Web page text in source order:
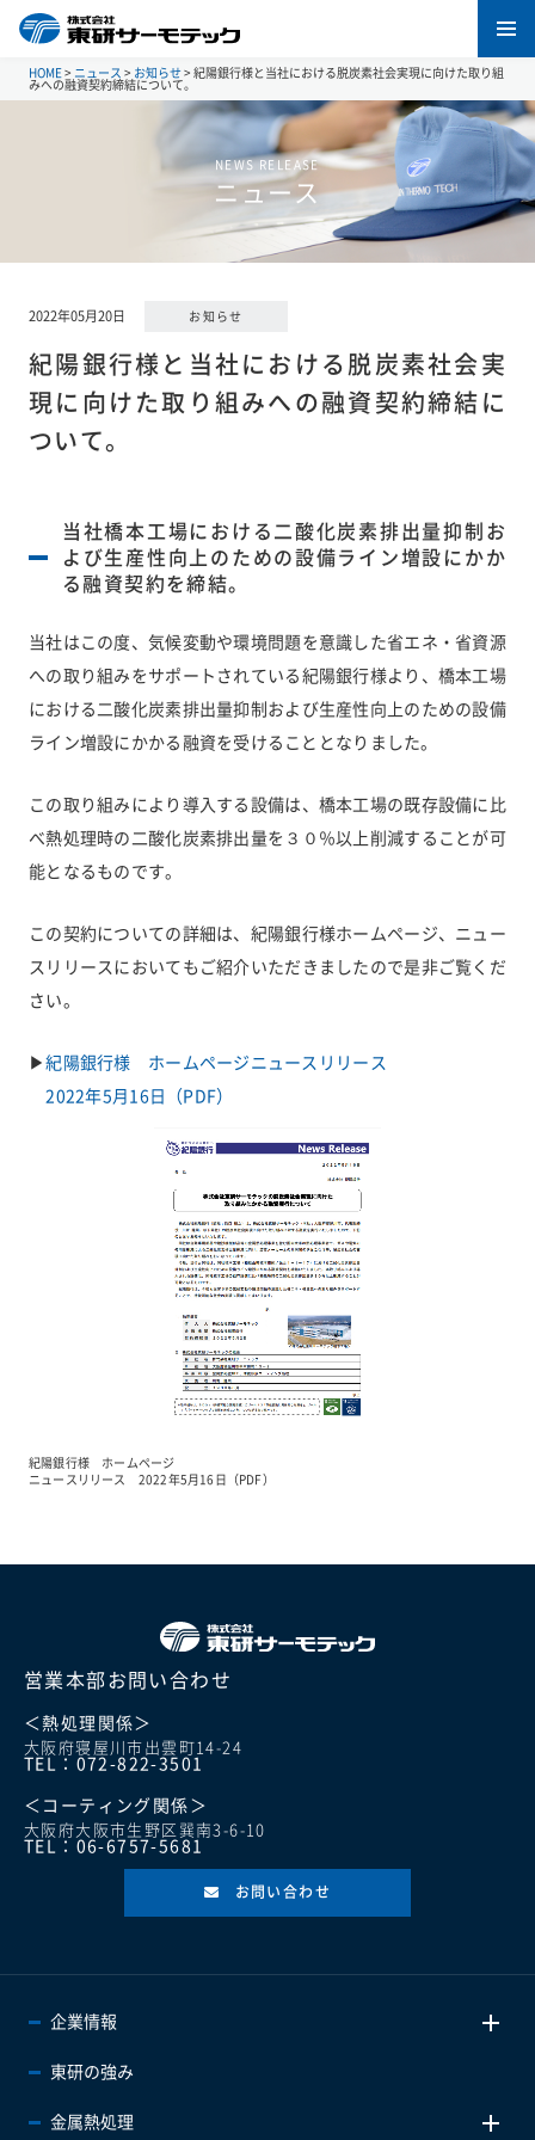
HOME > ニュース > お知らせ > 紀陽銀行様と当社における脱炭素社会実現に向けた取り組
みへの融資契約締結について。
NEWS RELEASE
ニュース
2022年05月20日 お知らせ
紀陽銀行様と当社における脱炭素社会実
現に向けた取り組みへの融資契約締結に
ついて。
当社橋本工場における二酸化炭素排出量抑制お
よび生産性向上のための設備ライン増設にかか
る融資契約を締結。
当社はこの度、気候変動や環境問題を意識した省エネ・省資源
への取り組みをサポートされている紀陽銀行様より、橋本工場
における二酸化炭素排出量抑制および生産性向上のための設備
ライン増設にかかる融資を受けることとなりました。
この取り組みにより導入する設備は、橋本工場の既存設備に比
べ熱処理時の二酸化炭素排出量を３０％以上削減することが可
能となるものです。
この契約についての詳細は、紀陽銀行様ホームページ、ニュー
スリリースにおいてもご紹介いただきましたので是非ご覧くだ
さい。
▶紀陽銀行様 ホームページニュースリリース
2022年5月16日（PDF）
紀陽銀行様 ホームページ
ニュースリリース 2022年5月16日（PDF）
営業本部お問い合わせ
＜熱処理関係＞
大阪府寝屋川市出雲町14-24
TEL：072-822-3501
＜コーティング関係＞
大阪府大阪市生野区巽南3-6-10
TEL：06-6757-5681
お問い合わせ
企業情報
東研の強み
金属熱処理